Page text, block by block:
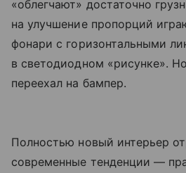
«облегчают» достаточно
на улучшение пропорций
фонари с горизонтальными
в светодиодном «рисунке».
переехал на бампер.
Полностью новый интерьер
современные тенденции —